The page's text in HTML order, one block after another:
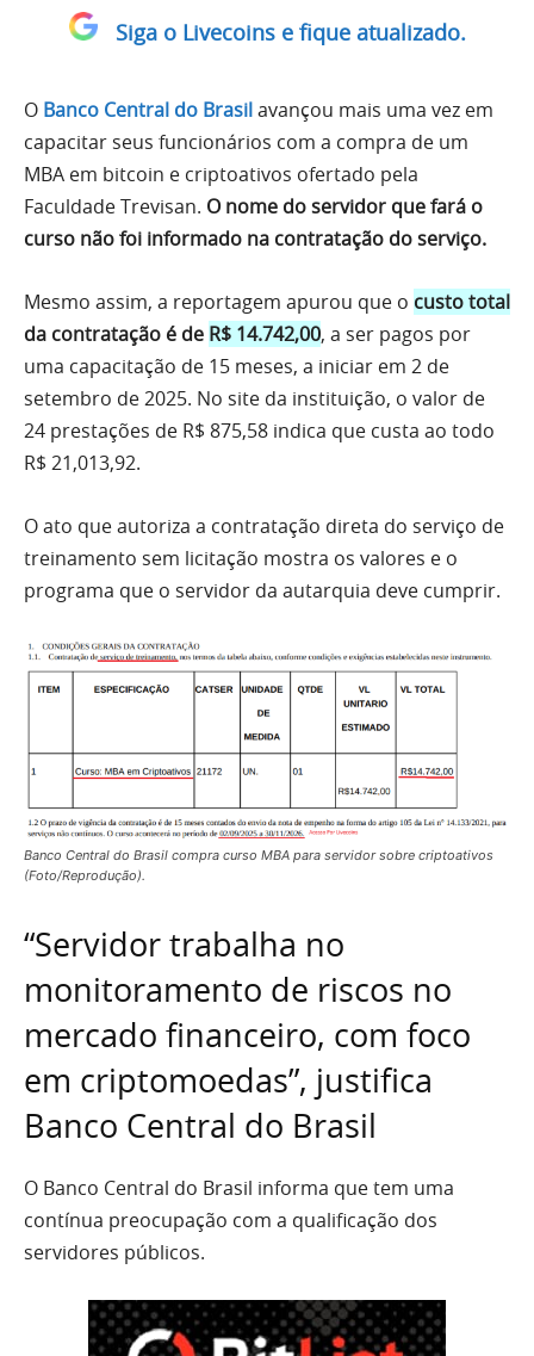
Siga o Livecoins e fique atualizado.
O Banco Central do Brasilavançou mais uma vez em
capacitar seus funcionários com a compra de um
MBA em bitcoin e criptoativos ofertado pela
Faculdade Trevisan. O nome do servidor que fará o
curso não foi informado na contratação do serviço.
Mesmo assim, a reportagem apurou que o custo total
da contratação é de R$ 14.742,00, a ser pagos por
uma capacitação de 15 meses, a iniciar em 2 de
setembro de 2025. No site da instituição, o valor de
24 prestações de R$ 875,58 indica que custa ao todo
R$ 21,013,92.
O ato que autoriza a contratação direta do serviço de
treinamento sem licitação mostra os valores e o
programa que o servidor da autarquia deve cumprir.
Banco Central do Brasil compra curso MBA para servidor sobre criptoativos
(Foto/Reprodução).
“Servidor trabalha no
monitoramento de riscos no
mercado financeiro, com foco
em criptomoedas”, justifica
Banco Central do Brasil
O Banco Central do Brasil informa que tem uma
contínua preocupação com a qualificação dos
servidores públicos.